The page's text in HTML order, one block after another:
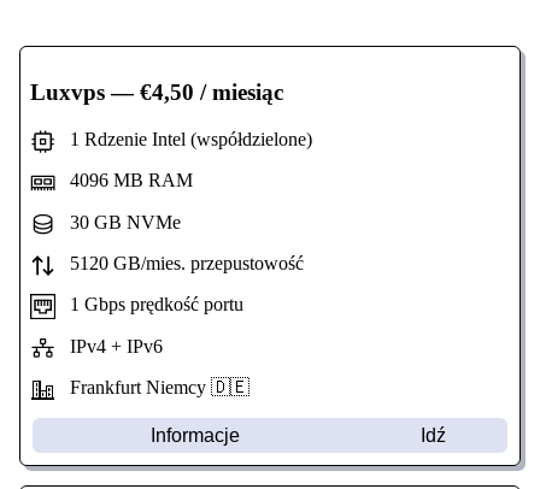
Luxvps— €4,50 / miesiąc
1 Rdzenie Intel (współdzielone)
4096 MB RAM
30 GB NVMe
5120 GB/mies. przepustowość
1 Gbps prędkość portu
IPv4 + IPv6
Frankfurt Niemcy 🇩🇪
Informacje Idź